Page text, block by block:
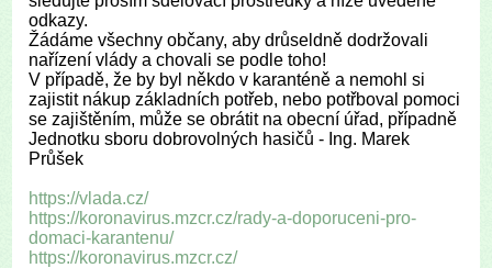
odkazy.
Žádáme všechny občany, aby drůseldně dodržovali
nařízení vlády a chovali se podle toho!
V případě, že by byl někdo v karanténě a nemohl si
zajistit nákup základních potřeb, nebo potřboval pomoci
se zajištěním, může se obrátit na obecní úřad, případně
Jednotku sboru dobrovolných hasičů - Ing. Marek
Průšek
https://vlada.cz/
https://koronavirus.mzcr.cz/rady-a-doporuceni-pro-
domaci-karantenu/
https://koronavirus.mzcr.cz/